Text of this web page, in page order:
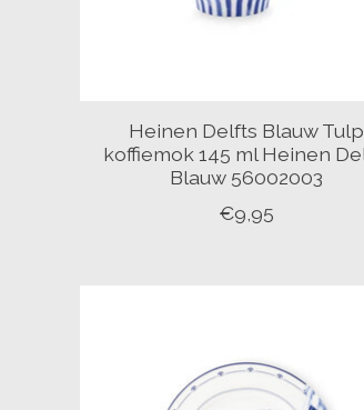
Heinen Delfts Blauw Tulp
koffiemok 145 ml Heinen
Blauw 56002003
€9,95